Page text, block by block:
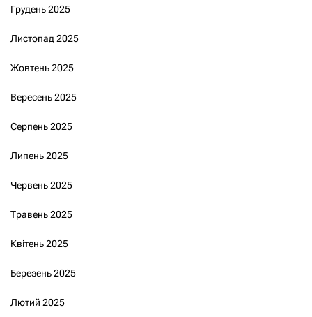
Грудень 2025
Листопад 2025
Жовтень 2025
Вересень 2025
Серпень 2025
Липень 2025
Червень 2025
Травень 2025
Квітень 2025
Березень 2025
Лютий 2025